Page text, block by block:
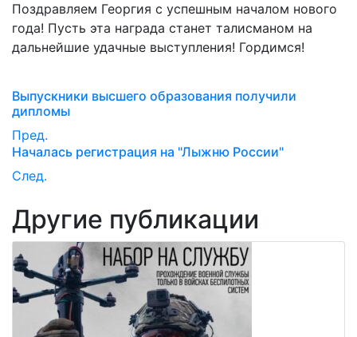
Поздравляем Георгия с успешным началом нового
года! Пусть эта награда станет талисманом на
дальнейшие удачные выступления! Гордимся!
Выпускники высшего образования получили
дипломы
Пред.
Началась регистрация на "Лыжню России"
След.
Другие публикации